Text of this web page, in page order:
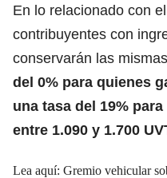
En lo relacionado con
contribuyentes con
conservarán las
del 0% para quienes
una tasa del 19%
entre 1.090 y 1.700
Lea aquí: Gremio vehicular